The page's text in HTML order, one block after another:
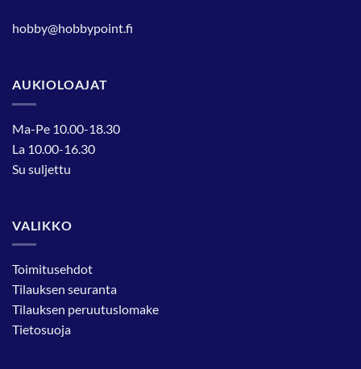
hobby@hobbypoint.fi
AUKIOLOAJAT
Ma-Pe 10.00-18.30
La 10.00-16.30
Su suljettu
VALIKKO
Toimitusehdot
Tilauksen seuranta
Tilauksen peruutuslomake
Tietosuoja